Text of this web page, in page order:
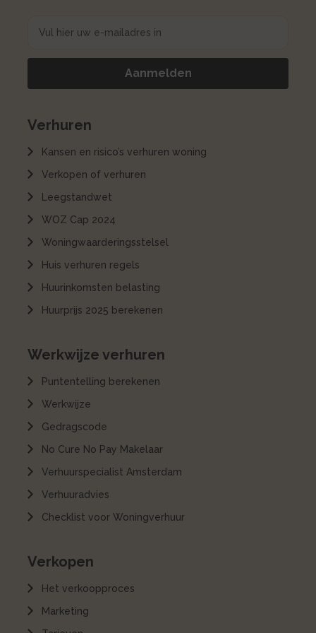
Verhuren
Kansen en risico’s verhuren woning
Verkopen of verhuren
Leegstandwet
WOZ Cap 2024
Woningwaarderingsstelsel
Huis verhuren regels
Huurinkomsten belasting
Huurprijs 2025 berekenen
Werkwijze verhuren
Puntentelling berekenen
Werkwijze
Gedragscode
No Cure No Pay Makelaar
Verhuurspecialist Amsterdam
Verhuuradvies
Checklist voor Woningverhuur
Verkopen
Het verkoopproces
Marketing